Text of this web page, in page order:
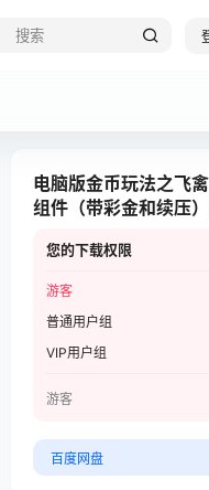
电脑版金币玩法之飞
组件（带彩金和续压
您的下载权限
游客
普通用户组
VIP用户组
游客
百度网盘